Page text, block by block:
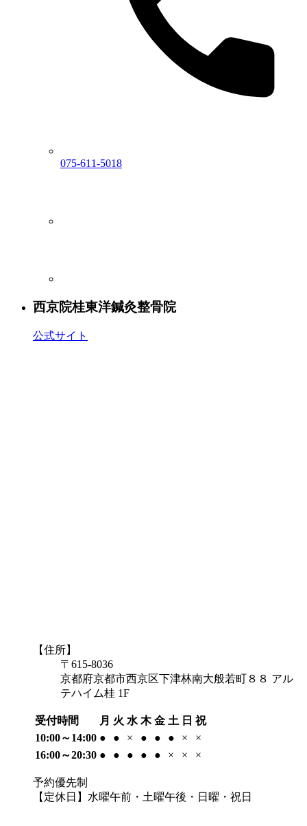
075-611-5018
西京院桂東洋鍼灸整骨院
公式サイト
【住所】
〒615-8036
京都府京都市西京区下津林南大般若町８８ アル
テハイム桂 1F
受付時間 月 火 水 木 金 土 日 祝
10:00～14:00 ● ● × ● ● ● ×
×
16:00～20:30 ● ● ● ● ● × × ×
予約優先制
【定休日】水曜午前・土曜午後・日曜・祝日